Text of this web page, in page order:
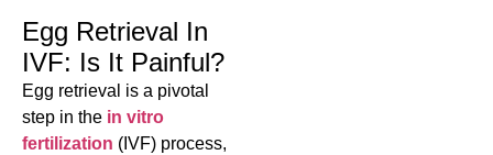
Egg Retrieval In
IVF: Is It Painful?
Egg retrieval is a pivotal
step in the in vitro
fertilization (IVF) process,